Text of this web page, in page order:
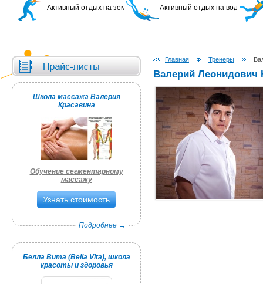
Активный отдых на земле Активный отдых на воде
Школа массажа Валерия
Красавина
Обучение сегментарному
массажу
Узнать стоимость
Подробнее →
Белла Вита (Bella Vita), школа
красоты и здоровья
Главная Тренеры
Валерий Леонидович